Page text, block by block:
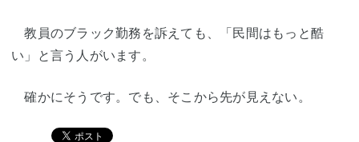
教員のブラック勤務を訴えても、「民間はもっと酷
い」と言う人がいます。
確かにそうです。でも、そこから先が見えない。